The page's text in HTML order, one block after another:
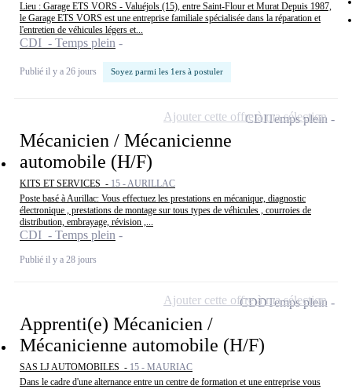
Lieu : Garage ETS VORS - Valuéjols (15), entre Saint-Flour et Murat Depuis 1987,
le Garage ETS VORS est une entreprise familiale spécialisée dans la réparation et
l'entretien de véhicules légers et...
CDI - Temps plein
Publié il y a 26 jours Soyez parmi les 1ers à postuler
Mécanicien / Mécanicienne
automobile (H/F)
KITS ET SERVICES - 15 - AURILLAC
Poste basé à Aurillac: Vous effectuez les prestations en mécanique, diagnostic
électronique , prestations de montage sur tous types de véhicules , courroies de
distribution, embrayage, révision ,...
CDI - Temps plein
Publié il y a 28 jours
CDITemps plein
Ajouter cette offre à ma sélection
Apprenti(e) Mécanicien /
Mécanicienne automobile (H/F)
SAS LJ AUTOMOBILES - 15 - MAURIAC
Dans le cadre d'une alternance entre un centre de formation et une entreprise vous
CDDTemps plein
Ajouter cette offre à ma sélection